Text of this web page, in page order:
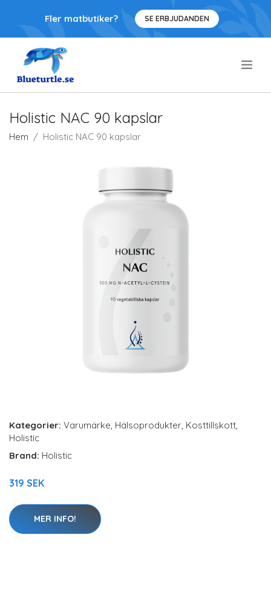
Fler matbutiker? SE ERBJUDANDEN
Holistic NAC 90 kapslar
Hem Holistic NAC 90 kapslar
Kategorier: Varumärke, Hälsoprodukter, Kosttillskott,
Holistic
Brand: Holistic
319 SEK
MER INFO!